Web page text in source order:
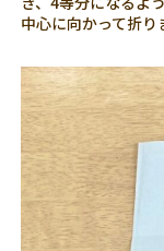
中心に向かって折り